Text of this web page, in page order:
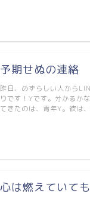
予期せぬの連絡
昨日、めずらしい人から
りです！Yです。分かるか
てきたのは、青年Y。彼は
心は燃えていて